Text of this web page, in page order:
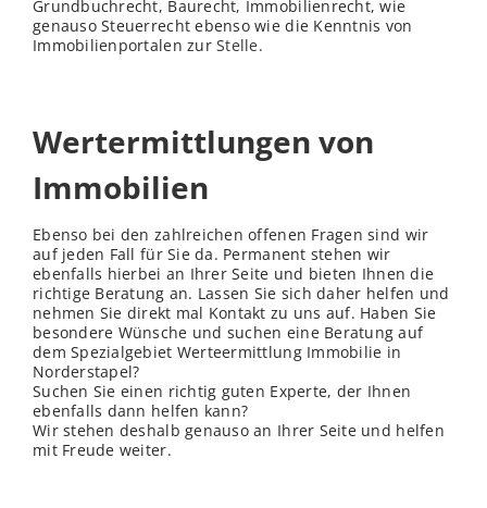
Grundbuchrecht, Baurecht, Immobilienrecht, wie
genauso Steuerrecht ebenso wie die Kenntnis von
Immobilienportalen zurStelle.
Wertermittlungen von
Immobilien
Ebenso bei den zahlreichen offenen Fragen sind wir
auf jeden Fall für Sie da. Permanent stehen wir
ebenfalls hierbei an Ihrer Seite und bieten Ihnen die
richtige Beratung an. Lassen Sie sich daher helfen und
nehmen Sie direkt mal Kontakt zu uns auf. Haben Sie
besondere Wünsche und suchen eine Beratung auf
dem Spezialgebiet Werteermittlung Immobilie in
Norderstapel?
Suchen Sie einen richtig guten Experte, der Ihnen
ebenfalls dann helfen kann?
Wir stehen deshalb genauso an Ihrer Seite und helfen
mit Freude weiter.